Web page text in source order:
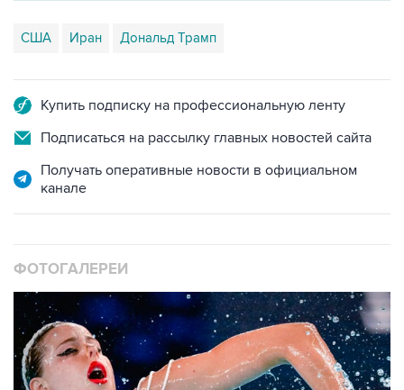
США Иран Дональд Трамп
Купить подписку на профессиональную ленту
Подписаться на рассылку главных новостей сайта
Получать оперативные новости в официальном
канале
ФОТОГАЛЕРЕИ